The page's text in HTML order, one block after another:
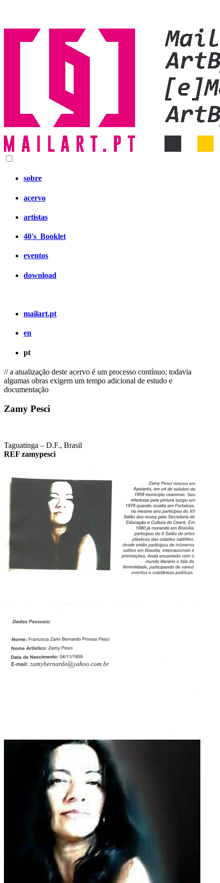
sobre
acervo
artistas
40's_Booklet
eventos
download
mailart.pt
en
pt
// a atualização deste acervo é um processo contínuo; todavia
algumas obras exigem um tempo adicional de estudo e
documentação
Zamy Pesci
Taguatinga – D.F., Brasil
REF zamypesci